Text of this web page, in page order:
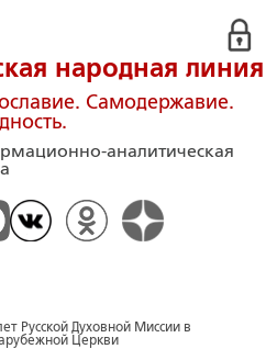
народная линия
Самодержавие.
аналитическая
Русской Духовной Миссии в
Церкви